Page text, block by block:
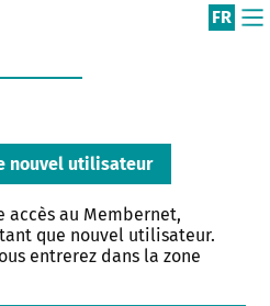
FR
nouvel utilisateur
accès au Membernet,
que nouvel utilisateur.
entrerez dans la zone